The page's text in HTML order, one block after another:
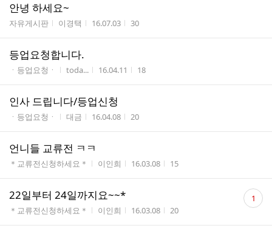
안녕 하세요~
게시판명
자유게시판 작성자
이경택 작성시간
16.07.03 조회수
30
등업요청합니다.
게시판명
ㆍ등업요청ㆍ 작성자
toda... 작성시간
16.04.11 조회수
18
인사 드립니다/등업신청
게시판명
ㆍ등업요청ㆍ 작성자
대금 작성시간
16.04.08 조회수
20
언니들 교류전 ㅋㅋ
게시판명
＊교류전신청하세요＊ 작성자
이인희 작성시간
16.03.08 조회수
15
22일부터 24일까지요~~*
게시판명
＊교류전신청하세요＊ 작성자
이인희 작성시간
16.03.08 조회수
20
댓
글 1